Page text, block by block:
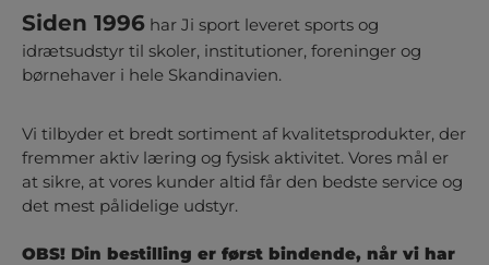
Siden 1996 har Ji sport leveret sports og
idrætsudstyr til skoler, institutioner, foreninger og
børnehaver i hele Skandinavien.
Vi tilbyder et bredt sortiment af kvalitetsprodukter, der
fremmer aktiv læring og fysisk aktivitet. Vores mål er
at sikre, at vores kunder altid får den bedste service og
det mest pålidelige udstyr.
OBS! Din bestilling er først bindende, når vi har